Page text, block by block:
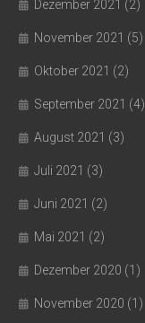
Dezember 2021 (2)
November 2021 (5)
Oktober 2021 (2)
September 2021 (4)
August 2021 (3)
Juli 2021 (3)
Juni 2021 (2)
Mai 2021 (2)
Dezember 2020 (1)
November 2020 (1)